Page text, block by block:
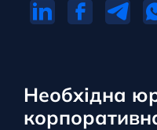
Необхідна